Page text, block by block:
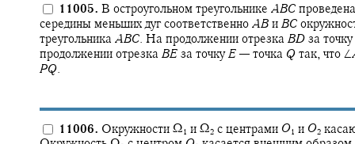
11005. В остроугольном треугольнике ABC
середины меньших дуг соответственно AB и BC
треугольника ABC. На продолжении отрезка BD за точку
продолжении отрезка BE за точкуE — точка Q так, что ∠
PQ.
11006. Окружности Ω‍ 1 и Ω‍2 с центрами O1 и O2